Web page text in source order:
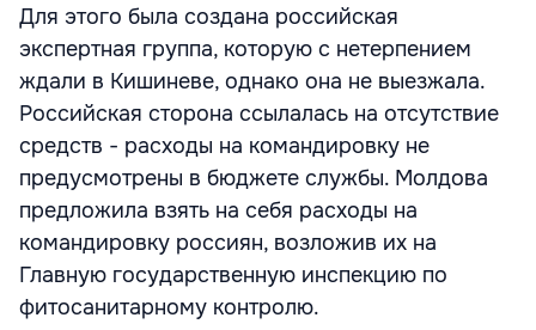
Для этого была создана российская
экспертная группа, которую с нетерпением
ждали в Кишиневе, однако она не выезжала.
Российская сторона ссылалась на отсутствие
средств - расходы на командировку не
предусмотрены в бюджете службы. Молдова
предложила взять на себя расходы на
командировку россиян, возложив их на
Главную государственную инспекцию по
фитосанитарному контролю.